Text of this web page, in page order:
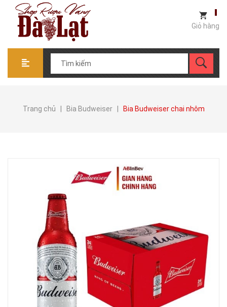
Giỏ hàng
Trang chủ Bia Budweiser Bia Budweiser chai nhôm